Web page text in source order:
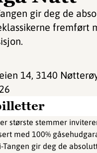
gir deg de
fremført
største stemmer
med 100%
Tangen gir deg de
14, 3140